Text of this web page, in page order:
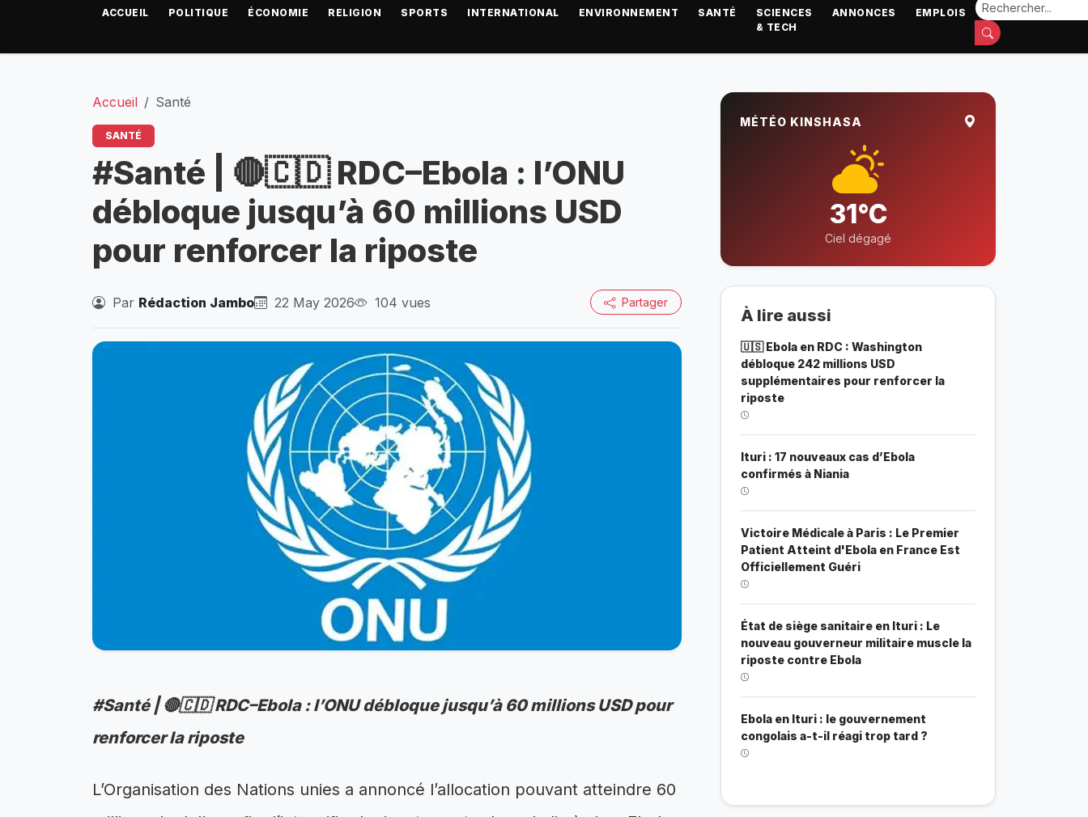
ACCUEIL POLITIQUE ÉCONOMIE RELIGION SPORTS INTERNATIONAL ENVIRONNEMENT SANTÉ
SCIENCES
& TECH
ANNONCES EMPLOIS
Accueil Santé
SANTÉ
#Santé | 🔴🇨🇩 RDC–Ebola : l’ONU
débloque jusqu’à 60 millions USD
pour renforcer la riposte
Par Rédaction Jambo 22 May 2026 104 vues Partager
#Santé | 🔴🇨🇩 RDC–Ebola : l’ONU débloque jusqu’à 60 millions USD pour
renforcer la riposte
L’Organisation des Nations unies a annoncé l’allocation pouvant atteindre 60
MÉTÉO KINSHASA
31°C
Ciel dégagé
À lire aussi
🇺🇸 Ebola en RDC : Washington
débloque 242 millions USD
supplémentaires pour renforcer la
riposte
Ituri : 17 nouveaux cas d’Ebola
confirmés à Niania
Victoire Médicale à Paris : Le Premier
Patient Atteint d'Ebola en France Est
Officiellement Guéri
État de siège sanitaire en Ituri : Le
nouveau gouverneur militaire muscle la
riposte contre Ebola
Ebola en Ituri : le gouvernement
congolais a-t-il réagi trop tard ?